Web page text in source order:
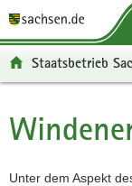
t
ü
e
t
n
v
p
n
a
t
-
e
Staatsbetrieb
Hauptinhalt
Unter dem Aspekt